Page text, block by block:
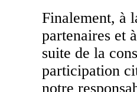
Finalement, à
partenaires et
suite de la
participation
notre